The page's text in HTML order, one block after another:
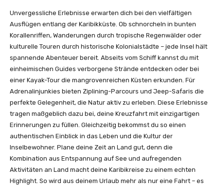
Unvergessliche Erlebnisse erwarten dich bei den vielfältigen
Ausflügen entlang der Karibikküste. Ob schnorcheln in bunten
Korallenriffen, Wanderungen durch tropische Regenwälder oder
kulturelle Touren durch historische Kolonialstädte – jede Insel hält
spannende Abenteuer bereit. Abseits vom Schiff kannst du mit
einheimischen Guides verborgene Strände entdecken oder bei
einer Kayak-Tour die mangrovenreichen Küsten erkunden. Für
Adrenalinjunkies bieten Ziplining-Parcours und Jeep-Safaris die
perfekte Gelegenheit, die Natur aktiv zu erleben. Diese Erlebnisse
tragen maßgeblich dazu bei, deine Kreuzfahrt mit einzigartigen
Erinnerungen zu füllen. Gleichzeitig bekommst du so einen
authentischen Einblick in das Leben und die Kultur der
Inselbewohner. Plane deine Zeit an Land gut, denn die
Kombination aus Entspannung auf See und aufregenden
Aktivitäten an Land macht deine Karibikreise zu einem echten
Highlight. So wird aus deinem Urlaub mehr als nur eine Fahrt – es